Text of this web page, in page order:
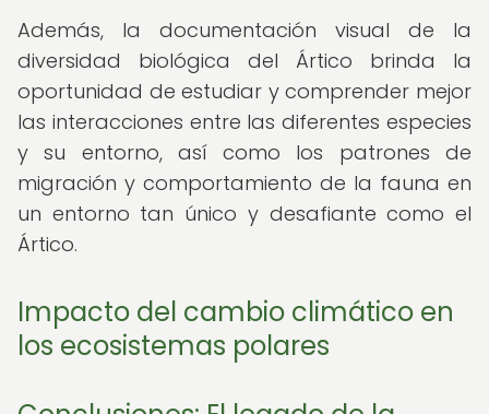
Además, la documentación visual de la
diversidad biológica del Ártico brinda la
oportunidad de estudiar y comprender mejor
las interacciones entre las diferentes especies
y su entorno, así como los patrones de
migración y comportamiento de la fauna en
un entorno tan único y desafiante como el
Ártico.
Impacto del cambio climático en
los ecosistemas polares